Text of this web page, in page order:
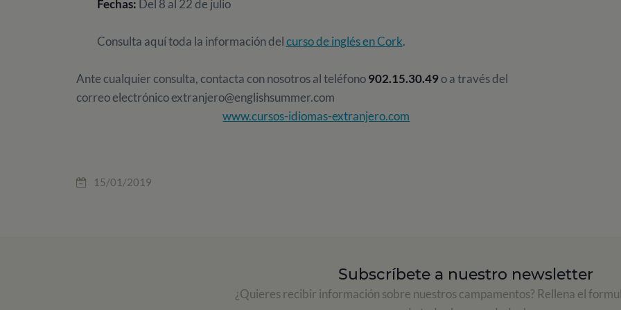
Fechas: Del 8 al 22 de julio
Consulta aquí toda la información delcurso de inglés en Cork.
Ante cualquier consulta, contacta con nosotros al teléfono902.15.30.49o a través del
correo electrónico extranjero@englishsummer.com
www.cursos-idiomas-extranjero.com
15/01/2019
Subscríbete a nuestro newsletter
¿Quieres recibir información sobre nuestros campamentos? Rellena el